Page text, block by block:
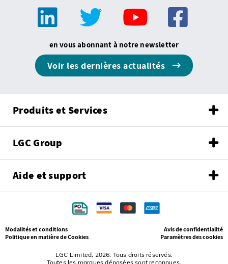
en vous abonnant à notre newsletter
Voir les dernières actualités
Produits et Services
LGC Group
Aide et support
LGC Limited, 2026. Tous droits réservés.
Toutes les marques déposées sont reconnues.
Modalités et conditions
Avis de confidentialité
Politique en matière de Cookies
Paramètres des cookies